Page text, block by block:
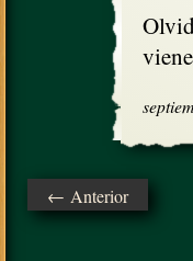
← Anterior